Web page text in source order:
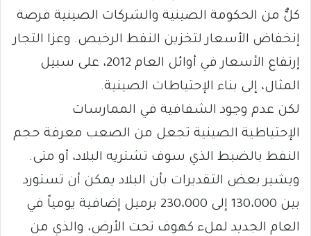
كلٌّ من الحكومة الصينية والشركات الصينية فرصة
إنخفاض الأسعار لتخزين النفط الرخيص. وعزا التجار
إرتفاع الأسعار في أوائل العام 2012، على سبيل
المثال، إلى بناء الإحتياطات الصينية.
لكن عدم وجود الشفافية في الممارسات
الإحتياطية الصينية تجعل من الصعب معرفة حجم
النفط بالضبط الذي سوف تشتريه البلاد، أو متى.
ويشير بعض التقديرات بأن البلاد يمكن أن تستورد
بين 130،000 إلى 230،000 برميل إضافية يومياً في
العام الجديد لملء كهوف تحت الأرض، والذي من